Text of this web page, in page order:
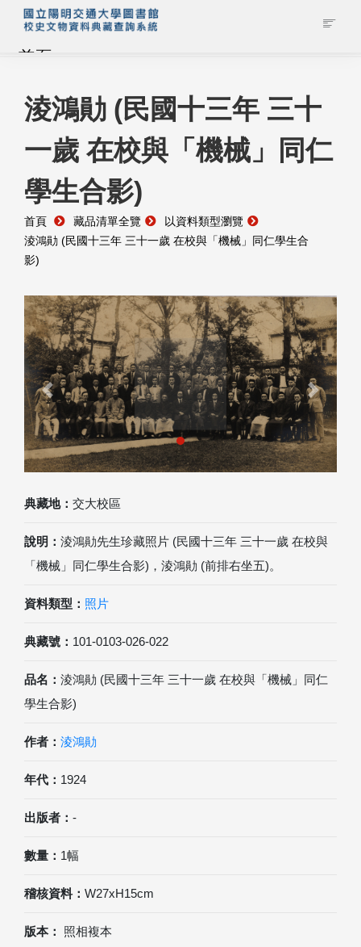
首頁
藏品查詢
校史館簡介
藏品清單全覽
資料調閱申請
淩鴻勛 (民國十三年 三十
一歲 在校與「機械」同仁
學生合影)
首頁 藏品清單全覽
以資料類型瀏覽
淩鴻勛 (民國十三年 三十一歲 在校與「機械」同仁學生合
影)
典藏地： 交大校區
說明： 淩鴻勛先生珍藏照片 (民國十三年 三十一歲 在校與
「機械」同仁學生合影)，淩鴻勛 (前排右坐五)。
資料類型： 照片
典藏號： 101-0103-026-022
品名： 淩鴻勛 (民國十三年 三十一歲 在校與「機械」同仁
學生合影)
作者： 淩鴻勛
年代： 1924
出版者： -
數量： 1幅
稽核資料： W27xH15cm
版本： 照相複本
Previous Next